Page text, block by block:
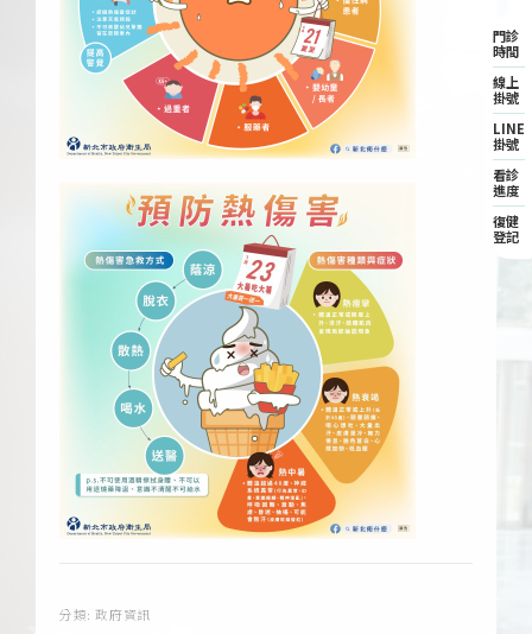
分類:政府資訊
門診
時間
線上
掛號
LINE
掛號
看診
進度
復健
登記